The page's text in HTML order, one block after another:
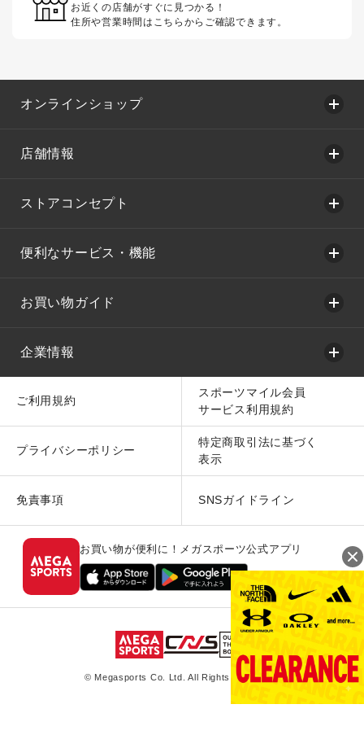
お近くの店舗がすぐに見つかる！
住所や営業時間はこちらからご確認できます。
オンラインショップ
店舗情報
ストアコンセプト
便利なサービス・機能
お買い物ガイド
企業情報
ご利用規約
スポーツマイル会員
サービス利用規約
プライバシーポリシー
特定商取引法に基づく
表示
免責事項 SNSガイドライン
お買い物が便利に！メガスポーツ公式アプリ
© Megasports Co. Ltd. All Rights Reserved.